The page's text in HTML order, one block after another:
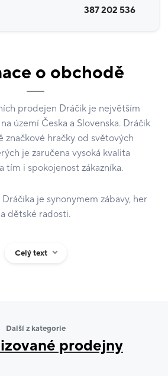
387 202 536
o obchodě
prodejen Dráčik je největším
území Česka a Slovenska. Dráčik
značkové hračky od světových
je zaručena vysoká kvalita
tím i spokojenost zákazníka.
je synonymem zábavy, her
a dětské radosti.
Celý text
Další z kategorie
prodejny